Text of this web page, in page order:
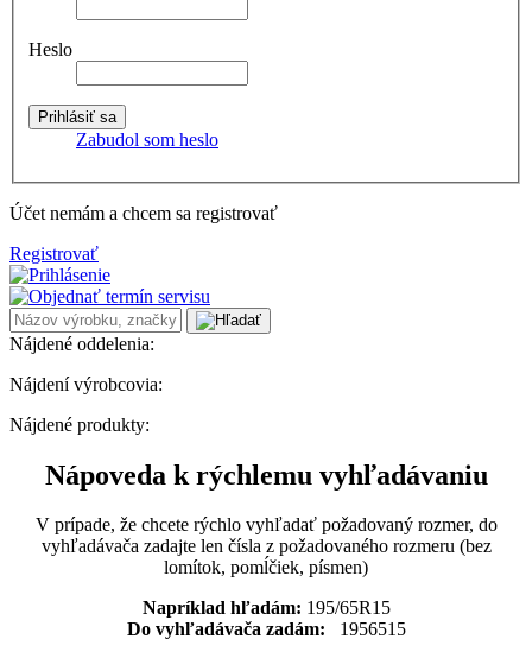
Heslo
Zabudol som heslo
Účet nemám a chcem sa registrovať
Registrovať
Nájdené oddelenia:
Nájdení výrobcovia:
Nájdené produkty:
Nápoveda k rýchlemu vyhľadávaniu
V prípade, že chcete rýchlo vyhľadať požadovaný rozmer, do
vyhľadávača zadajte len čísla z požadovaného rozmeru (bez
lomítok, pomĺčiek, písmen)
Napríklad hľadám: 195/65R15
Do vyhľadávača zadám: 1956515